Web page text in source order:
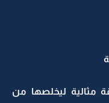
ليخلصها من